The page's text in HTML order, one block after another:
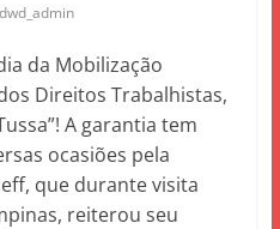
dwd_admin
da Mobilização
Direitos Trabalhistas,
A garantia tem
ocasiões pela
que durante visita
reiterou seu